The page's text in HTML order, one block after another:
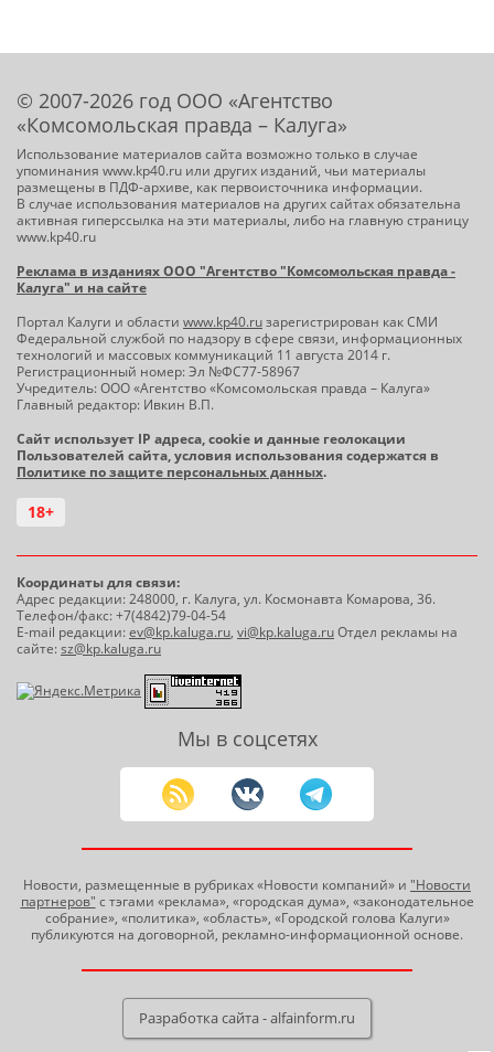
© 2007-2026 год ООО «Агентство
«Комсомольская правда – Калуга»
Использование материалов сайта возможно только в случае
упоминания www.kp40.ru или других изданий, чьи материалы
размещены в ПДФ-архиве, как первоисточника информации.
В случае использования материалов на других сайтах обязательна
активная гиперссылка на эти материалы, либо на главную страницу
www.kp40.ru
Реклама в изданиях ООО "Агентство "Комсомольская правда -
Калуга" и на сайте
Портал Калуги и области www.kp40.ruзарегистрирован как СМИ
Федеральной службой по надзору в сфере связи, информационных
технологий и массовых коммуникаций 11 августа 2014 г.
Регистрационный номер: Эл №ФС77-58967
Учредитель: ООО «Агентство «Комсомольская правда – Калуга»
Главный редактор: Ивкин В.П.
Сайт использует IP адреса, cookie и данные геолокации
Пользователей сайта, условия использования содержатся в
Политике по защите персональных данных.
18+
Координаты для связи:
Адрес редакции: 248000, г. Калуга, ул. Космонавта Комарова, 36.
Телефон/факс: +7(4842)79-04-54
E-mail редакции:ev@kp.kaluga.ru, vi@kp.kaluga.ruОтдел рекламы на
сайте:sz@kp.kaluga.ru
Мы в соцсетях
Новости, размещенные в рубриках «Новости компаний» и "Новости
партнеров" с тэгами «реклама», «городская дума», «законодательное
собрание», «политика», «область», «Городской голова Калуги»
публикуются на договорной, рекламно-информационной основе.
Разработка сайта - alfainform.ru